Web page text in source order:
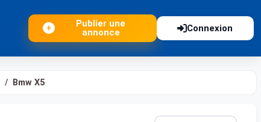
Publier une
annonce
Connexion
Bmw X5